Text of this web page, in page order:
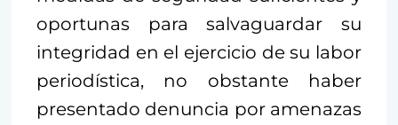
oportunas para salvaguardar su
integridad en el ejercicio de su labor
periodística, no obstante haber
presentado denuncia por amenazas